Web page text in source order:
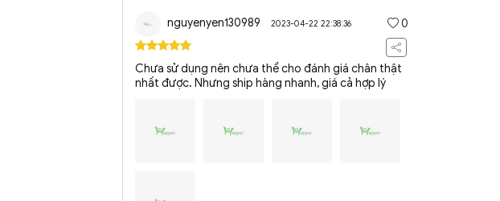
nguyenyen130989 2023-04-22 22:38:36 0
Chưa sử dụng nên chưa thể cho đánh giá chân thật
nhất được. Nhưng ship hàng nhanh, giá cả hợp lý